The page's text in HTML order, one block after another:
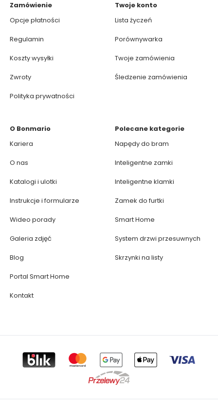
Zamówienie
Opcje płatności
Regulamin
Koszty wysyłki
Zwroty
Polityka prywatności
Twoje konto
Lista życzeń
Porównywarka
Twoje zamówienia
Śledzenie zamówienia
O Bonmario
Kariera
O nas
Katalogi i ulotki
Instrukcje i formularze
Wideo porady
Galeria zdjęć
Blog
Portal Smart Home
Kontakt
Polecane kategorie
Napędy do bram
Inteligentne zamki
Inteligentne klamki
Zamek do furtki
Smart Home
System drzwi przesuwnych
Skrzynki na listy